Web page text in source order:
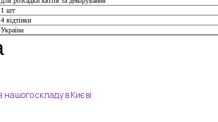
1 шт
4 відтінки
Україна
нашого складу в Києві